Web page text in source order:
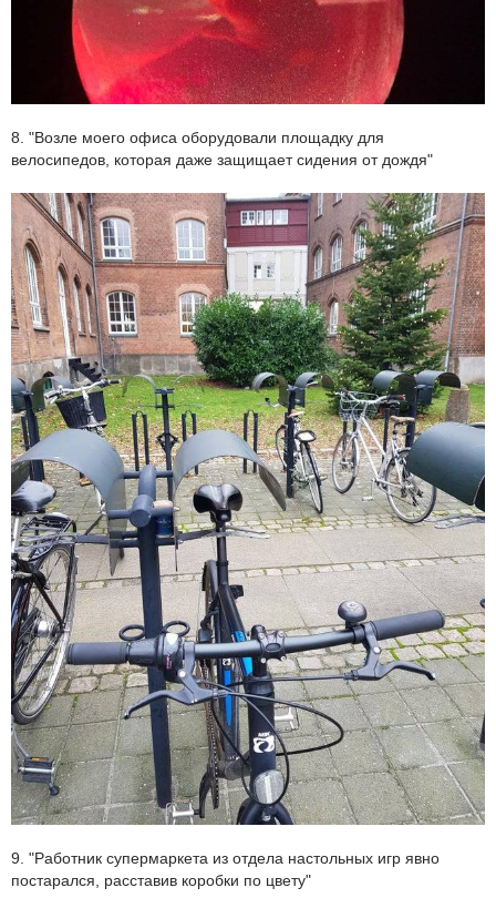
8. "Возле моего офиса оборудовали площадку для
велосипедов, которая даже защищает сидения от дождя"
9. "Работник супермаркета из отдела настольных игр явно
постарался, расставив коробки по цвету"